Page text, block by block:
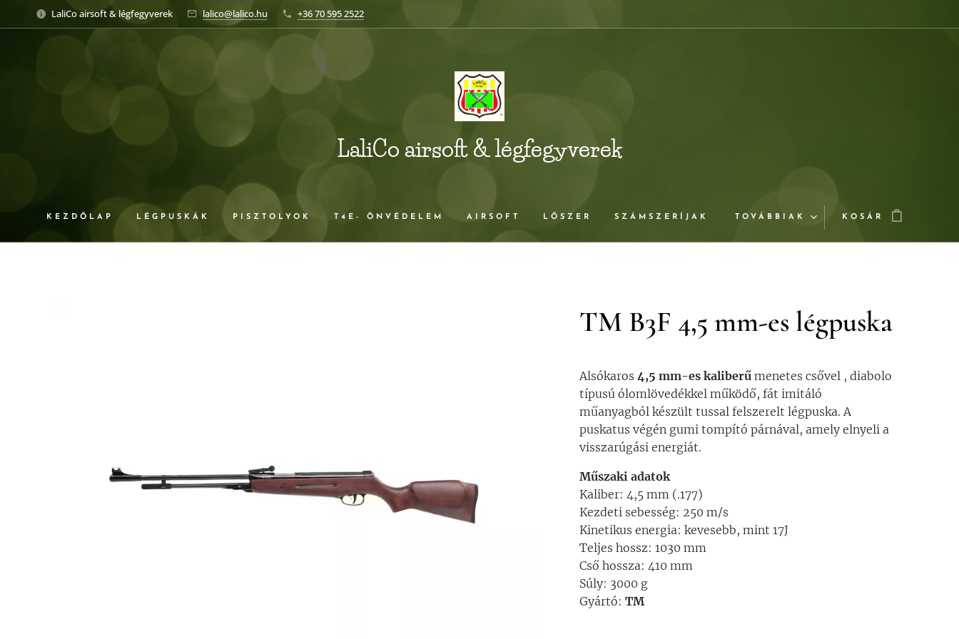
LaliCo airsoft & légfegyverek lalico@lalico.hu +36 70 595 2522
LaliCo airsoft & légfegyverek
KEZDŐLAP LÉGPUSKÁK PISZTOLYOK T4E- ÖNVÉDELEM AIRSOFT LŐSZER SZÁMSZERÍJAK TOVÁBBIAK KOSÁR
TM B3F 4,5 mm-es légpuska
Alsókaros 4,5 mm-es kaliberű menetes csővel , diabolo
típusú ólomlövedékkel működő, fát imitáló
műanyagból készült tussal felszerelt légpuska. A
puskatus végén gumi tompító párnával, amely elnyeli a
visszarúgási energiát.
Műszaki adatok
Kaliber: 4,5 mm (.177)
Kezdeti sebesség: 250 m/s
Kinetikus energia: kevesebb, mint 17J
Teljes hossz: 1030 mm
Cső hossza: 410 mm
Súly: 3000 g
Gyártó: TM